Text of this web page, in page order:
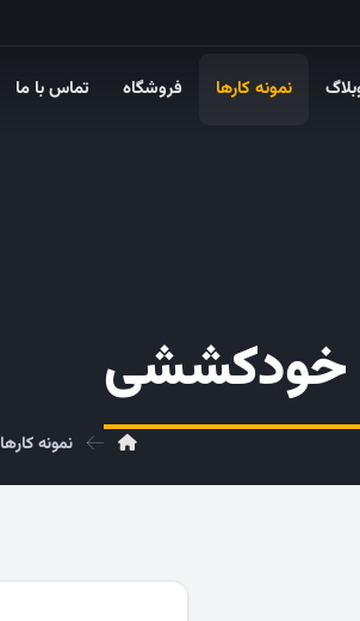
نمونه کارها فروشگاه تماس با ما
خودکششی
نمونه کارها